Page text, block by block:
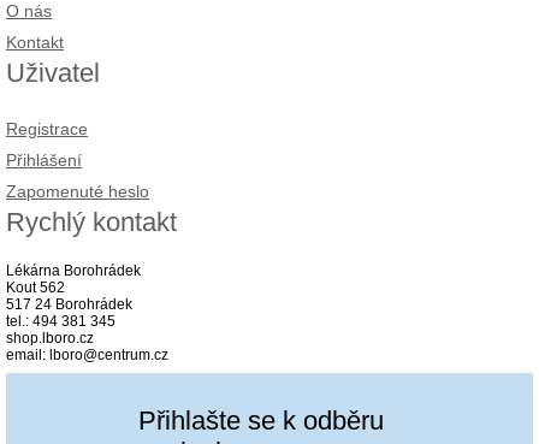
O nás
Kontakt
Uživatel
Registrace
Přihlášení
Zapomenuté heslo
Rychlý kontakt
Lékárna Borohrádek
Kout 562
517 24 Borohrádek
tel.: 494 381 345
shop.lboro.cz
email: lboro@centrum.cz
Přihlašte se k odběru